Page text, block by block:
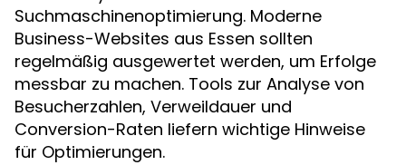
Suchmaschinenoptimierung. Moderne
Business-Websites aus Essen sollten
regelmäßig ausgewertet werden, um Erfolge
messbar zu machen. Tools zur Analyse von
Besucherzahlen, Verweildauer und
Conversion-Raten liefern wichtige Hinweise
für Optimierungen.